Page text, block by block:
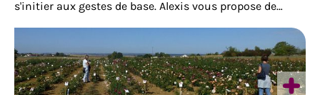
s'initier aux gestes de base. Alexis vous propose de